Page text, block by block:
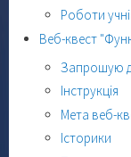
Роботи
Веб-квест
Запрошую
Інструкція
Мета веб-
Історики